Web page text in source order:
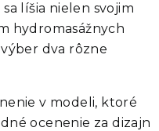
líšia nielen svojim
hydromasážnych
dva rôzne
v modeli, ktoré
ocenenie za dizajn